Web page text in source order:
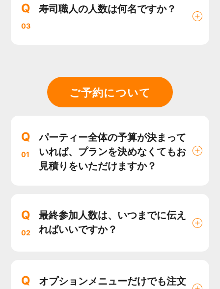
Q
03
寿司職人の人数は何名ですか？
ご予約について
Q
01
パーティー全体の予算が決まって
いれば、プランを決めなくてもお
見積りをいただけますか？
Q
02
最終参加人数は、いつまでに伝え
ればいいですか？
Q
オプションメニューだけでも注文